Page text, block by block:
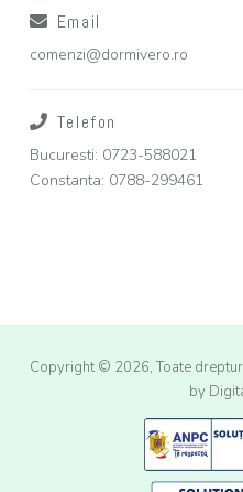
Email
comenzi@dormivero.ro
Telefon
Bucuresti: 0723-588021
Constanta: 0788-299461
Copyright © 2026, Toate
by